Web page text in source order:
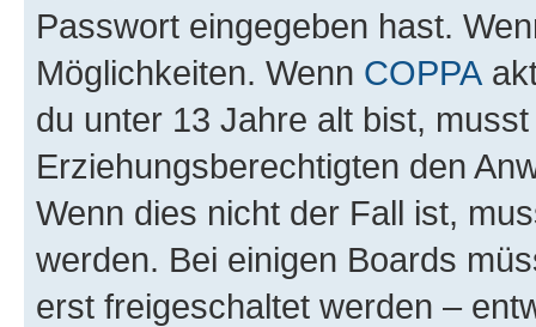
Passwort eingegeben hast.
Möglichkeiten. Wenn COPPA
du unter 13 Jahre alt bist,
Erziehungsberechtigten den
Wenn dies nicht der Fall ist,
werden. Bei einigen Boards
erst freigeschaltet werden –